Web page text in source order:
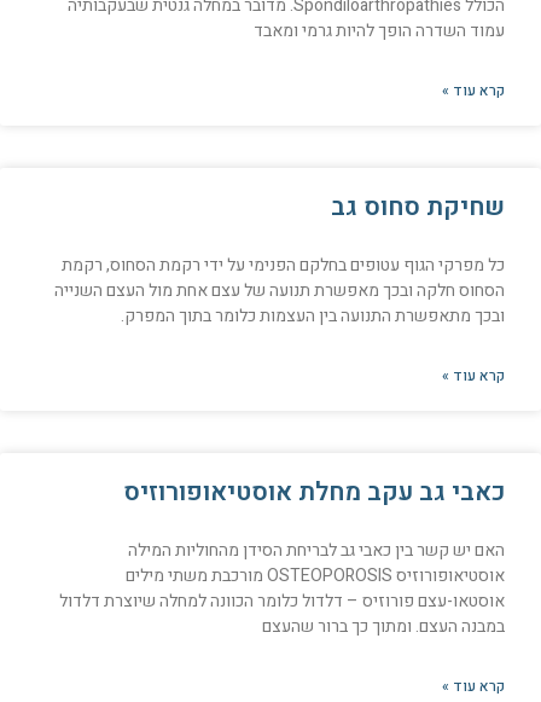
הכולל Spondiloarthropathies. מדובר במחלה גנטית שבעקבותיה
עמוד השדרה הופך להיות גרמי ומאבד
קרא עוד »
שחיקת סחוס גב
כל מפרקי הגוף עטופים בחלקם הפנימי על ידי רקמת הסחוס, רקמת
הסחוס חלקה ובכך מאפשרת תנועה של עצם אחת מול העצם השנייה
ובכך מתאפשרת התנועה בין העצמות כלומר בתוך המפרק.
קרא עוד »
כאבי גב עקב מחלת אוסטיאופורוזיס
האם יש קשר בין כאבי גב לבריחת הסידן מהחוליות המילה
אוסטיאופורוזיס OSTEOPOROSIS מורכבת משתי מילים
אוסטאו-עצם פורוזיס – דלדול כלומר הכוונה למחלה שיוצרת דלדול
במבנה העצם. ומתוך כך ברור שהעצם
קרא עוד »